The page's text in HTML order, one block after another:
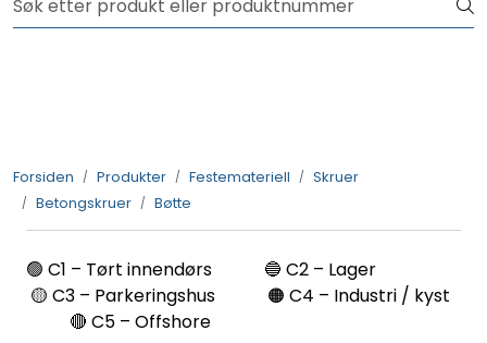
Skip to main contentNYHET! 150 nye varer
Forsiden Produkter Festemateriell
Skruer
Betongskruer
Bøtte
🟢 C1 – Tørt innendørs 🔵 C2 – Lager
🟡 C3 – Parkeringshus 🟠 C4 – Industri / kyst
🔴 C5 – Offshore
Rådgivning
Nyttige verktøy
Kontakt oss